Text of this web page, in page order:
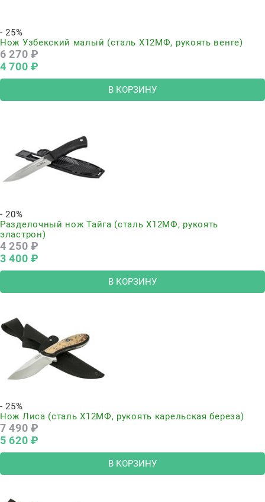
- 25%
Нож Узбекский малый (сталь Х12МФ, рукоять венге)
6 270 ₽
4 700 ₽
В КОРЗИНУ
- 20%
Разделочный нож Тайга (сталь Х12МФ, рукоять
эластрон)
4 250 ₽
3 400 ₽
В КОРЗИНУ
- 25%
Нож Лиса (сталь Х12МФ, рукоять карельская береза)
7 490 ₽
5 620 ₽
В КОРЗИНУ